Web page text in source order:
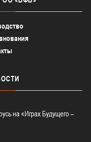
на «Играх Будущего –